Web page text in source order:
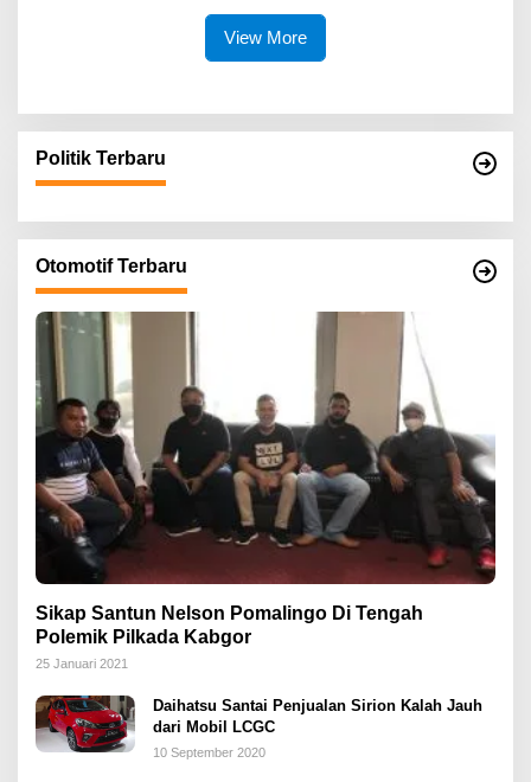
View More
Politik Terbaru
Otomotif Terbaru
Sikap Santun Nelson Pomalingo Di Tengah
Polemik Pilkada Kabgor
25 Januari 2021
Daihatsu Santai Penjualan Sirion Kalah Jauh
dari Mobil LCGC
10 September 2020